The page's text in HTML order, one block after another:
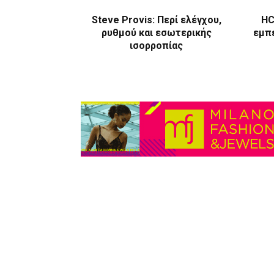
Steve Provis: Περί ελέγχου,
ρυθμού και εσωτερικής
ισορροπίας